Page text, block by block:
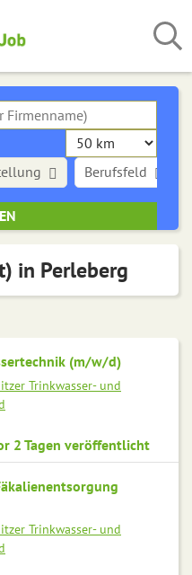
Berufsfeld
in Perleberg
(m/w/d)
Trinkwasser- und
2 Tagen veröffentlicht
Trinkwasser- und